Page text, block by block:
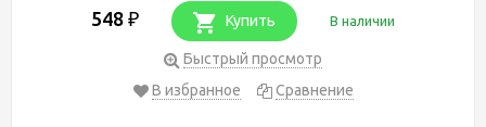
548 ₽ Купить В наличии
Быстрый просмотр
В избранное
Сравнение